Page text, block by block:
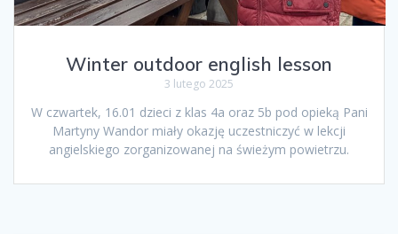
Winter outdoor english lesson
3 lutego 2025
W czwartek, 16.01 dzieci z klas 4a oraz 5b pod opieką Pani
Martyny Wandor miały okazję uczestniczyć w lekcji
angielskiego zorganizowanej na świeżym powietrzu.